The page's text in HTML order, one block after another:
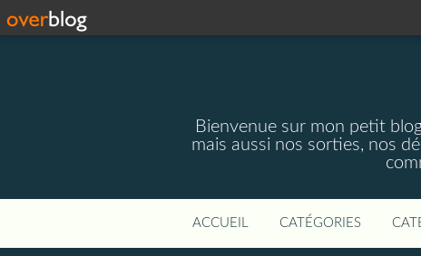
Bienvenue sur mon petit
mais aussi nos sorties, nos
ACCUEIL CATÉGORIES